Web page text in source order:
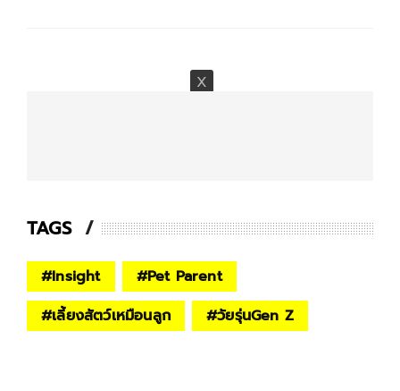
TAGS
#Insight #Pet Parent
#เลี้ยงสัตว์เหมือนลูก #วัยรุ่นGen Z